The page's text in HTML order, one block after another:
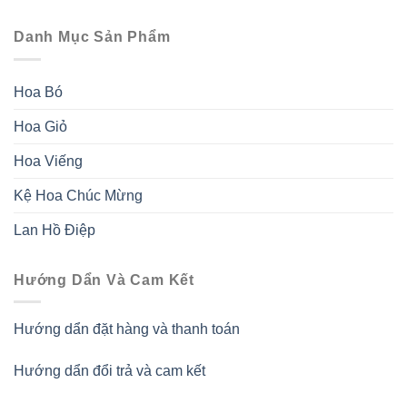
Danh Mục Sản Phẩm
Hoa Bó
Hoa Giỏ
Hoa Viếng
Kệ Hoa Chúc Mừng
Lan Hồ Điệp
Hướng Dẩn Và Cam Kết
Hướng dẩn đặt hàng và thanh toán
Hướng dẩn đổi trả và cam kết